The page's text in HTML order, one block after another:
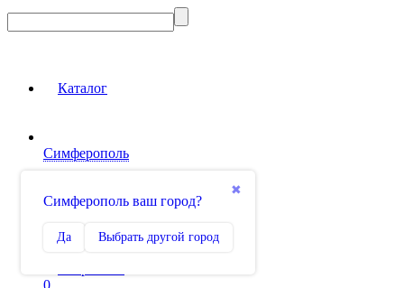
Каталог
Симферополь
✖
Симферополь ваш город?
Да Выбрать другой город
Сравнение
0